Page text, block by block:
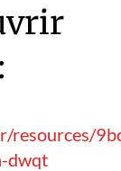
resources/
dwqt